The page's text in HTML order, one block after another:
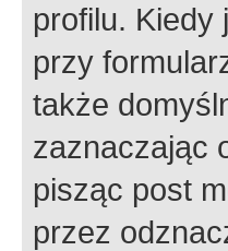
profilu.
przy
także
zaznaczając
pisząc post
przez